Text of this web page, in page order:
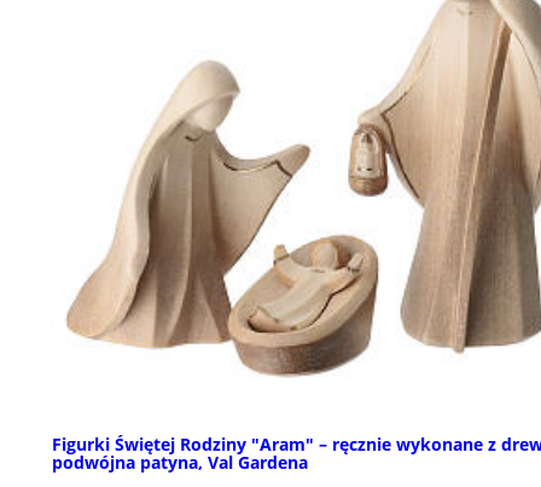
Figurki Świętej Rodziny "Aram" – ręcznie wykonane z
podwójna patyna, Val Gardena